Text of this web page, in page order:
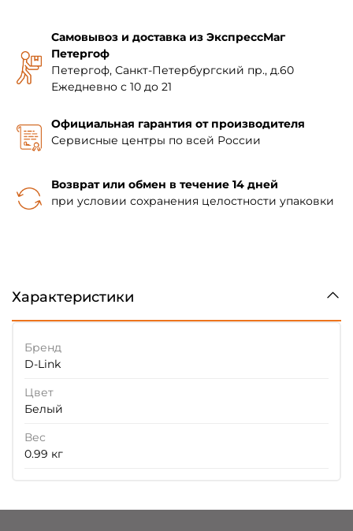
Самовывоз и доставка из ЭкспрессМаг
Петергоф
Петергоф, Санкт-Петербургский пр., д.60
Ежедневно с 10 до 21
Официальная гарантия от производителя
Сервисные центры по всей России
Возврат или обмен в течение 14 дней
при условии сохранения целостности упаковки
Характеристики
Бренд
D-Link
Цвет
Белый
Вес
0.99 кг